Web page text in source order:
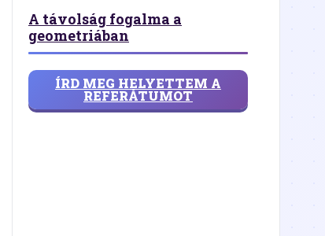
A távolság fogalma a
geometriában
ÍRD MEG HELYETTEM A
REFERÁTUMOT